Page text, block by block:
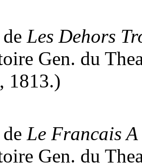
Les Dehors
Gen. du
1813.)
Le Francais
Gen. du